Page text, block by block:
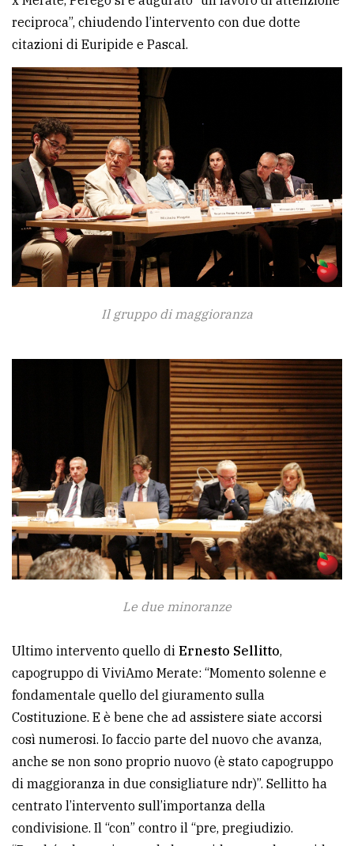
reciproca”, chiudendo l’intervento con due dotte
citazioni di Euripide e Pascal.
Il gruppo di maggioranza
Le due minoranze
Ultimo intervento quello di Ernesto Sellitto,
capogruppo di ViviAmo Merate: “Momento solenne e
fondamentale quello del giuramento sulla
Costituzione. E è bene che ad assistere siate accorsi
così numerosi. Io faccio parte del nuovo che avanza,
anche se non sono proprio nuovo (è stato capogruppo
di maggioranza in due consigliature ndr)”. Sellitto ha
centrato l’intervento sull’importanza della
condivisione. Il “con” contro il “pre, pregiudizio.